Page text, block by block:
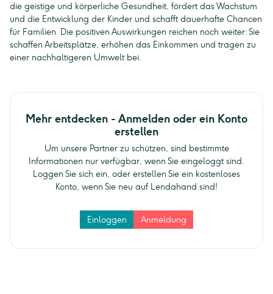
die geistige und körperliche Gesundheit, fördert das Wachstum
und die Entwicklung der Kinder und schafft dauerhafte Chancen
für Familien. Die positiven Auswirkungen reichen noch weiter: Sie
schaffen Arbeitsplätze, erhöhen das Einkommen und tragen zu
einer nachhaltigeren Umwelt bei.
Mehr entdecken - Anmelden oder ein Konto
erstellen
Um unsere Partner zu schützen, sind bestimmte
Informationen nur verfügbar, wenn Sie eingeloggt sind.
Loggen Sie sich ein, oder erstellen Sie ein kostenloses
Konto, wenn Sie neu auf Lendahand sind!
Einloggen Anmeldung